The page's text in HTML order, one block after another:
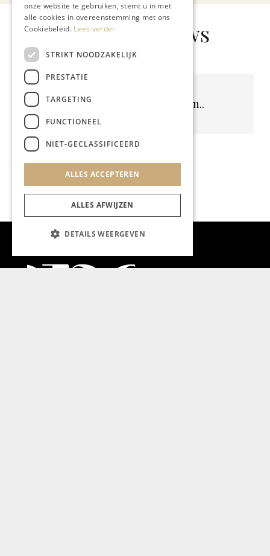
Gerelateerd nieuws
Geen resultaten gevonden..
onze website te gebruiken, stemt u in met
alle cookies in overeenstemming met ons
Cookiebeleid. Lees verder
STRIKT NOODZAKELIJK
PRESTATIE
TARGETING
FUNCTIONEEL
NIET-GECLASSIFICEERD
ALLES ACCEPTEREN
ALLES AFWIJZEN
DETAILS WEERGEVEN